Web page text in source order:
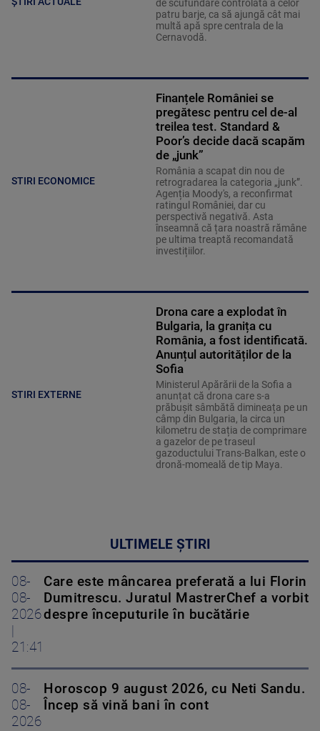
de scufundare controlată a celor
patru barje, ca să ajungă cât mai
multă apă spre centrala de la
Cernavodă.
STIRI ECONOMICE
Finanțele României se
pregătesc pentru cel de-al
treilea test. Standard &
Poor’s decide dacă scapăm
de „junk”
România a scapat din nou de
retrogradarea la categoria „junk”.
Agenția Moody's, a reconfirmat
ratingul României, dar cu
perspectivă negativă. Asta
înseamnă că țara noastră rămâne
pe ultima treaptă recomandată
investițiilor.
STIRI EXTERNE
Drona care a explodat în
Bulgaria, la granița cu
România, a fost identificată.
Anunțul autorităților de la
Sofia
Ministerul Apărării de la Sofia a
anunțat că drona care s-a
prăbușit sâmbătă dimineața pe un
câmp din Bulgaria, la circa un
kilometru de stația de comprimare
a gazelor de pe traseul
gazoductului Trans-Balkan, este o
dronă-momeală de tip Maya.
ULTIMELE ȘTIRI
08-
08-
2026
21:41
Care este mâncarea preferată a lui Florin
Dumitrescu. Juratul MastrerChef a vorbit
despre începuturile în bucătărie
08-
08-
2026
Horoscop 9 august 2026, cu Neti Sandu.
Încep să vină bani în cont